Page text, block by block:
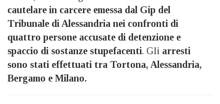
cautelare in carcere emessa dal Gip del
Tribunale di Alessandria nei confronti di
quattro persone accusate di detenzione e
spaccio di sostanze stupefacenti. Gli arresti
sono stati effettuati tra Tortona, Alessandria,
Bergamo e Milano.